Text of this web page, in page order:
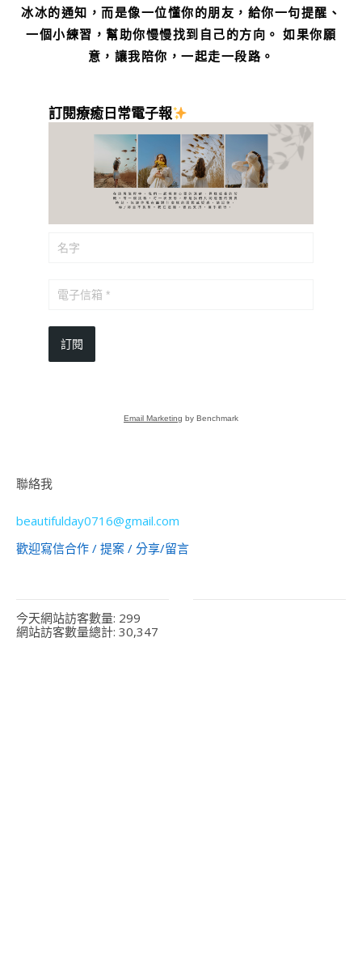
冰冰的通知，而是像一位懂你的朋友，給你一句提醒、
一個小練習，幫助你慢慢找到自己的方向。 如果你願
意，讓我陪你，一起走一段路。
訂閱療癒日常電子報
訂閱
Email Marketing by Benchmark
聯絡我
beautifulday0716@gmail.com
歡迎寫信合作 / 提案 / 分享/留言
今天網站訪客數量: 299
網站訪客數量總計: 30,347